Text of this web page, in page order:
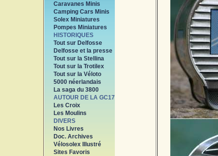
Caravanes Minis
Camping Cars Minis
Solex Miniatures
Pompes Miniatures
HISTORIQUES
Tout sur Delfosse
Delfosse et la presse
Tout sur la Stellina
Tout sur la Trotilex
Tout sur la Véloto
5000 néerlandais
La saga du 3800
AUTOUR DE LA GC17
Les Croix
Les Moulins
DIVERS
Nos Livres
Doc. Archives
Vélosolex Illustré
Sites Favoris